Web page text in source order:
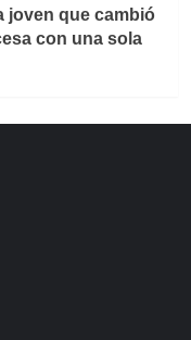
joven que cambió
con una sola